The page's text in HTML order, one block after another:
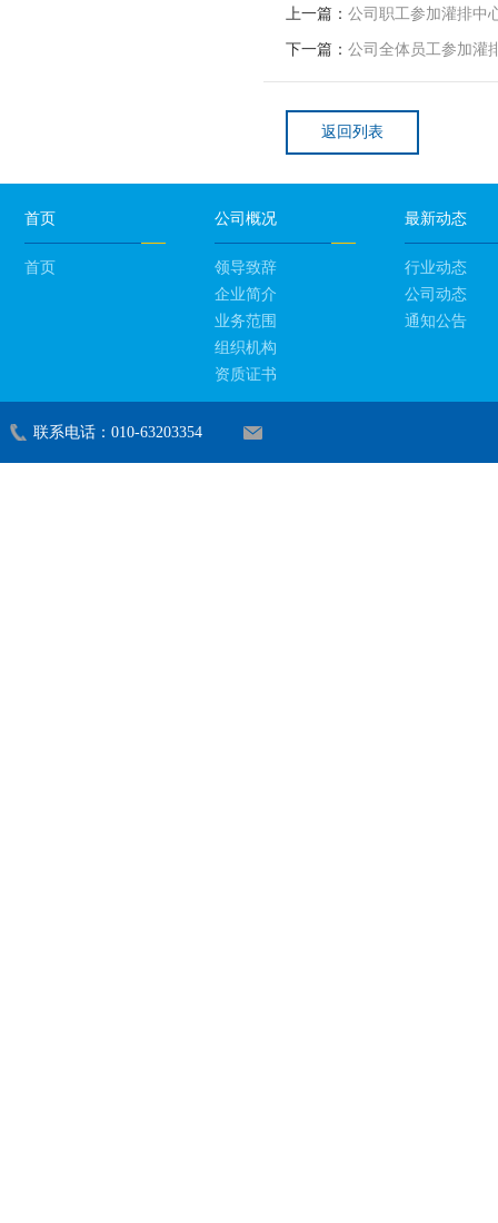
上一篇： 公司职工参加灌排中
下一篇： 公司全体员工参加灌
返回列表
首页
首页
公司概况
领导致辞
企业简介
业务范围
组织机构
资质证书
最新动态
行业动态
公司动态
通知公告
联系电话：010-63203354